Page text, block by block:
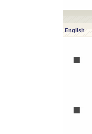
English